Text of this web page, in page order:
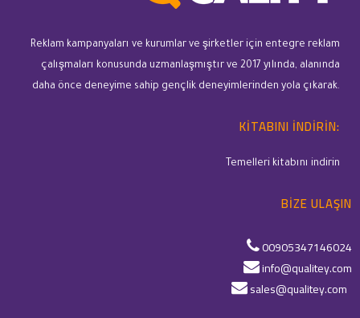
Reklam kampanyaları ve kurumlar ve şirketler için entegre reklam
çalışmaları konusunda uzmanlaşmıştır ve 2017 yılında, alanında
daha önce deneyime sahip gençlik deneyimlerinden yola çıkarak.
KITABINI INDIRIN:
Temelleri kitabını indirin
BIZE ULAŞIN
00905347146024
info@qualitey.com
sales@qualitey.com